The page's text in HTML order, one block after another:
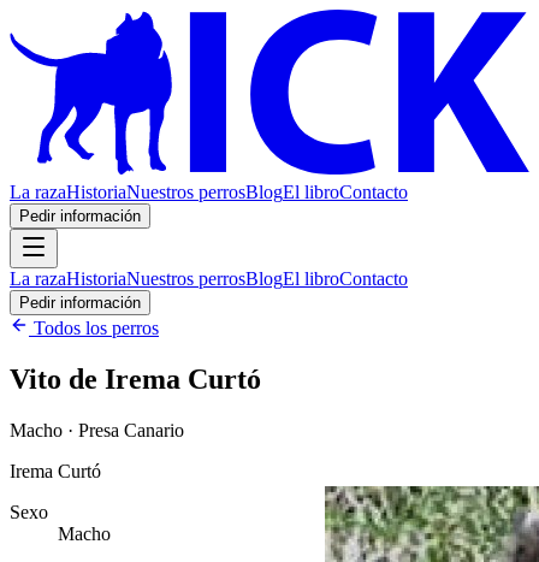
La razaHistoriaNuestros perrosBlogEl libroContacto
Pedir información
La razaHistoriaNuestros perrosBlogEl libroContacto
Pedir información
Todos los perros
Vito de Irema Curtó
Macho · Presa Canario
Irema Curtó
Sexo
Macho